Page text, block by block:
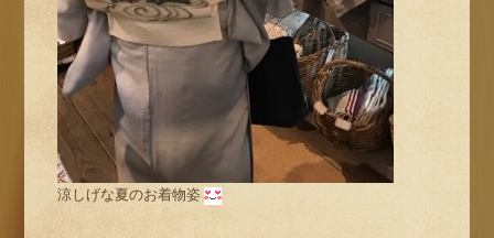
涼しげな夏のお着物姿